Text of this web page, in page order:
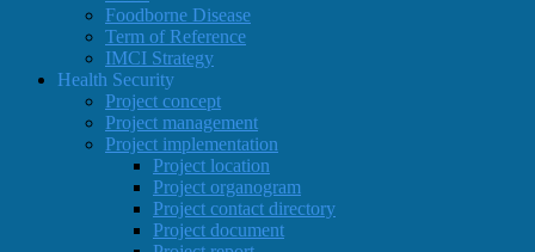
Foodborne Disease
Term of Reference
IMCI Strategy
Health Security
Project concept
Project management
Project implementation
Project location
Project organogram
Project contact directory
Project document